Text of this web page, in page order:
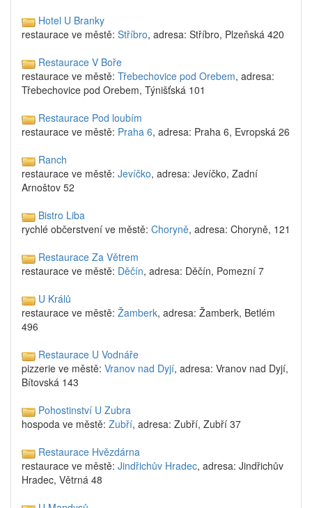
Hotel U Branky
restaurace ve městě: Stříbro, adresa: Stříbro, Plzeňská 420
Restaurace V Boře
restaurace ve městě: Třebechovice pod Orebem, adresa:
Třebechovice pod Orebem, Týnišťská 101
Restaurace Pod loubím
restaurace ve městě: Praha 6, adresa: Praha 6, Evropská 26
Ranch
restaurace ve městě: Jevíčko, adresa: Jevíčko, Zadní
Arnoštov 52
Bistro Liba
rychlé občerstvení ve městě: Choryně, adresa: Choryně, 121
Restaurace Za Větrem
restaurace ve městě: Děčín, adresa: Děčín, Pomezní 7
U Králů
restaurace ve městě: Žamberk, adresa: Žamberk, Betlém
496
Restaurace U Vodnáře
pizzerie ve městě: Vranov nad Dyjí, adresa: Vranov nad Dyjí,
Bítovská 143
Pohostinství U Zubra
hospoda ve městě: Zubří, adresa: Zubří, Zubří 37
Restaurace Hvězdárna
restaurace ve městě: Jindřichův Hradec, adresa: Jindřichův
Hradec, Větrná 48